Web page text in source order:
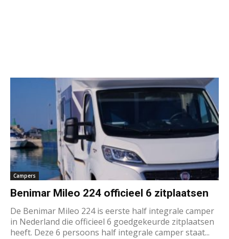
Campers
Benimar Mileo 224 officieel 6 zitplaatsen
De Benimar Mileo 224 is eerste half integrale camper
in Nederland die officieel 6 goedgekeurde zitplaatsen
heeft. Deze 6 persoons half integrale camper staat...